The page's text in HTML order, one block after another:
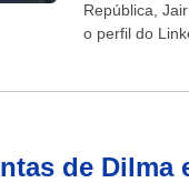
República,
o perfil do
de